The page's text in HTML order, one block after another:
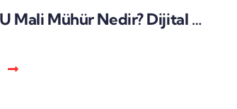
KURUCU Mali Mühür Nedir? Dijital Güvenlik ve Yasal Zorunluluklar